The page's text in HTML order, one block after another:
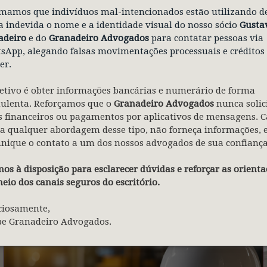
que indivíduos mal-intencionados estão utilizando
indevida o nome e a identidade visual do nosso sócio
e do Granadeiro Advogados para contatar pessoas via
alegando falsas movimentações processuais e créditos
é obter informações bancárias e numerário de forma
Reforçamos que o Granadeiro Advogados nunca
financeiros ou pagamentos por aplicativos de mensagens.
qualquer abordagem desse tipo, não forneça informações, e
o contato a um dos nossos advogados de sua
à disposição para esclarecer dúvidas e reforçar as
dos canais seguros do escritório.
Granadeiro Advogados.
28.04.2026 | ARTIGO
Segurança e saúde no
trabalho também são temas
de gestão empresarial